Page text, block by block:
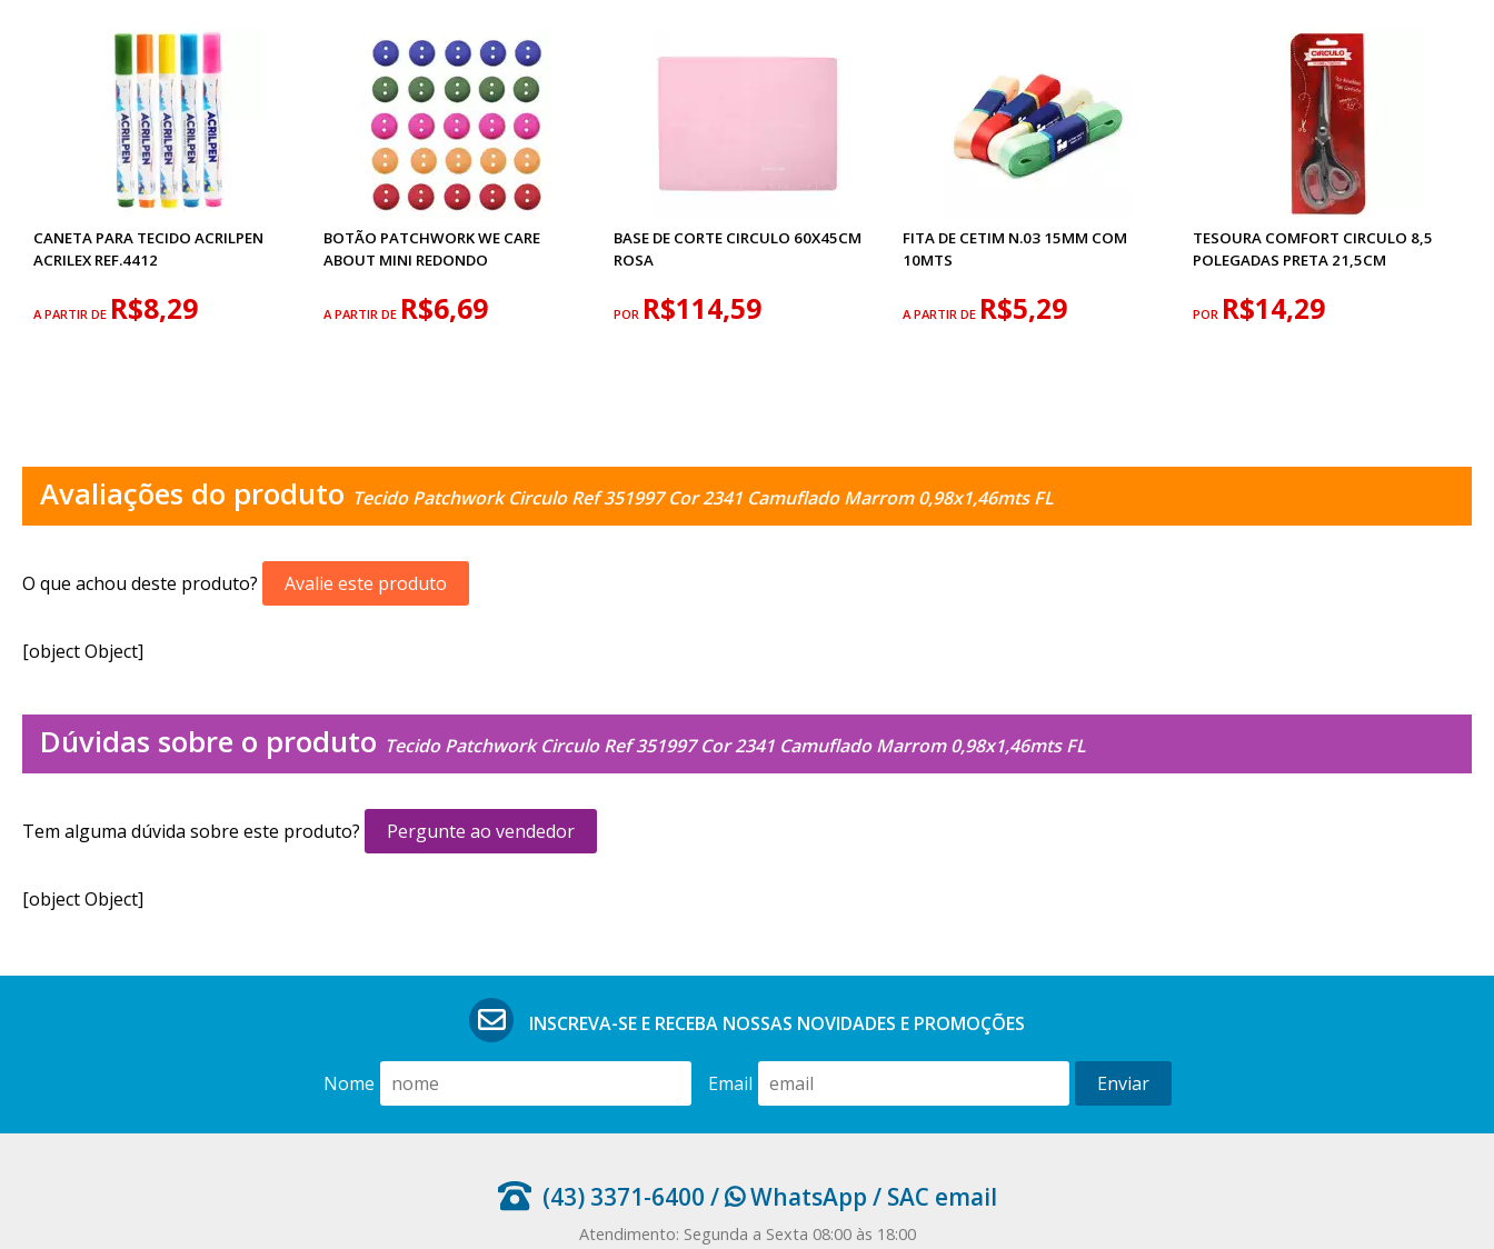
CANETA PARA TECIDO ACRILPEN
ACRILEX REF.4412
A PARTIR DE R$8,29
BOTÃO PATCHWORK WE CARE
ABOUT MINI REDONDO
A PARTIR DE R$6,69
BASE DE CORTE CIRCULO 60X45CM
ROSA
POR R$114,59
FITA DE CETIM N.03 15MM COM
10MTS
A PARTIR DE R$5,29
TESOURA COMFORT CIRCULO 8,5
POLEGADAS PRETA 21,5CM
POR R$14,29
Avaliações do produto Tecido Patchwork Circulo Ref 351997 Cor 2341 Camuflado Marrom 0,98x1,46mts FL
O que achou deste produto? Avalie este produto
[object Object]
Dúvidas sobre o produto Tecido Patchwork Circulo Ref 351997 Cor 2341 Camuflado Marrom 0,98x1,46mts FL
Tem alguma dúvida sobre este produto? Pergunte ao vendedor
[object Object]
INSCREVA-SE E RECEBA NOSSAS NOVIDADES E PROMOÇÕES
Nome Email Enviar
(43) 3371-6400 / WhatsApp / SAC email
Atendimento: Segunda a Sexta 08:00 às 18:00